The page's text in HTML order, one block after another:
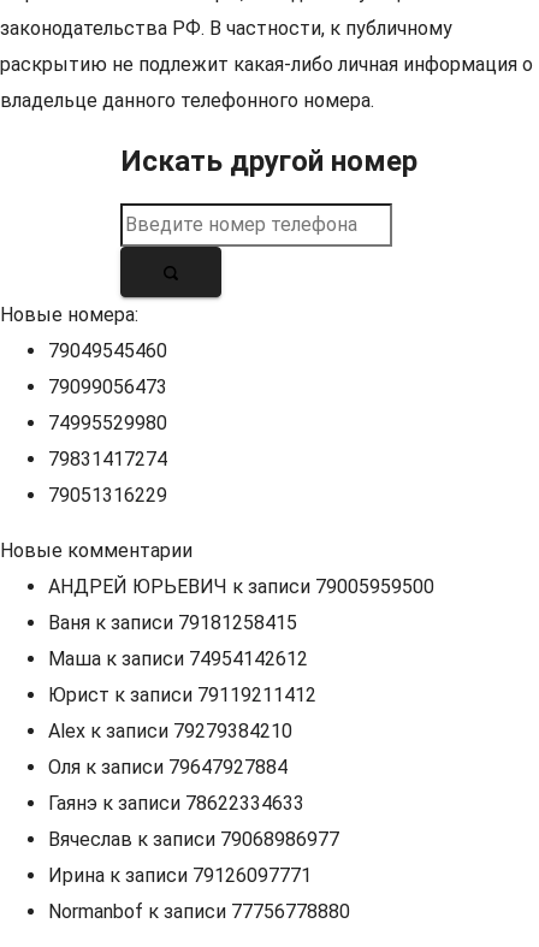
законодательства РФ. В частности, к публичному
раскрытию не подлежит какая-либо личная информация о
владельце данного телефонного номера.
Искать другой номер
Новые номера:
79049545460
79099056473
74995529980
79831417274
79051316229
Новые комментарии
АНДРЕЙ ЮРЬЕВИЧ к записи 79005959500
Ваня к записи 79181258415
Маша к записи 74954142612
Юрист к записи 79119211412
Alex к записи 79279384210
Оля к записи 79647927884
Гаянэ к записи 78622334633
Вячеслав к записи 79068986977
Ирина к записи 79126097771
Normanbof к записи 77756778880